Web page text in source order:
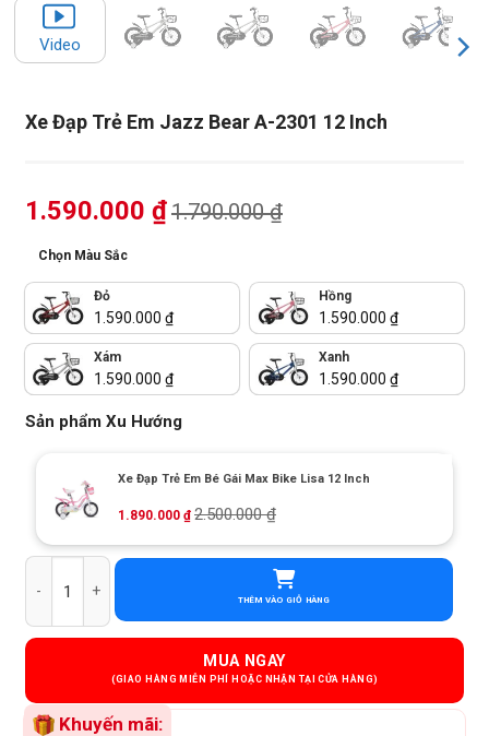
Xe Đạp Trẻ Em Jazz Bear A-2301 12 Inch
Video
1.590.000 ₫1.790.000₫
Chọn Màu Sắc
Đỏ
1.590.000 ₫
Hồng
1.590.000 ₫
Xám
1.590.000 ₫
Xanh
1.590.000 ₫
Sản phẩm Xu Hướng
Xe Đạp Trẻ Em Bé Gái Max Bike Lisa 12 Inch
1.890.000 ₫ 2.500.000₫
Xe Đạp Trẻ Em Jazz Bear A-2301 12 Inch số lượng
THÊM VÀO GIỎ HÀNG
MUA NGAY
Khuyến mãi: